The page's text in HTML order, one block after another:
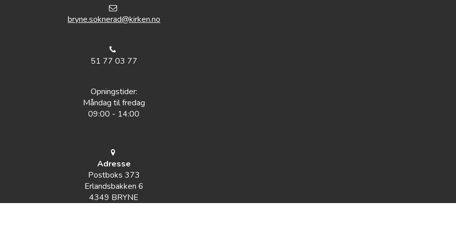
bryne.soknerad@kirken.no
51 77 03 77
Opningstider:
Måndag til fredag
09:00 - 14:00
Adresse
Postboks 373
Erlandsbakken 6
4349 BRYNE